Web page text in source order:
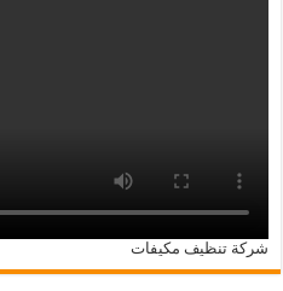
شركة تنظيف مكيفات